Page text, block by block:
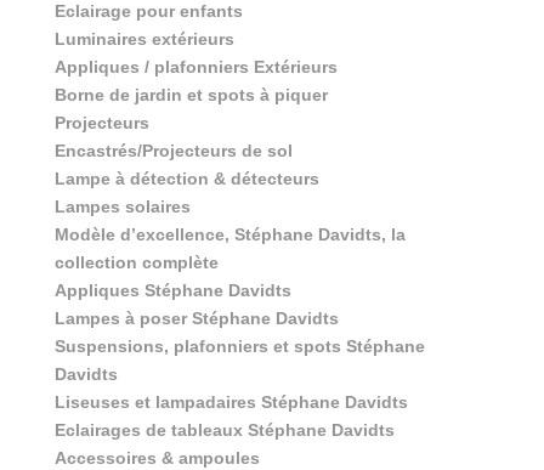
Eclairage pour enfants
Luminaires extérieurs
Appliques / plafonniers Extérieurs
Borne de jardin et spots à piquer
Projecteurs
Encastrés/Projecteurs de sol
Lampe à détection & détecteurs
Lampes solaires
Modèle d’excellence, Stéphane Davidts, la
collection complète
Appliques Stéphane Davidts
Lampes à poser Stéphane Davidts
Suspensions, plafonniers et spots Stéphane
Davidts
Liseuses et lampadaires Stéphane Davidts
Eclairages de tableaux Stéphane Davidts
Accessoires & ampoules